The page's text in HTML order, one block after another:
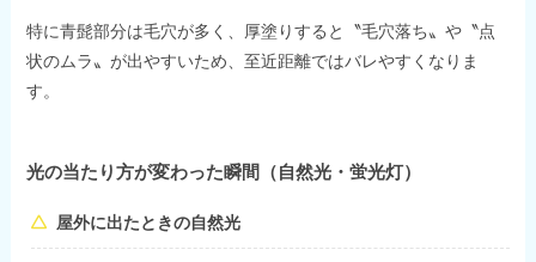
特に青髭部分は毛穴が多く、厚塗りすると〝毛穴落ち〟や〝点
状のムラ〟が出やすいため、至近距離ではバレやすくなりま
す。
光の当たり方が変わった瞬間（自然光・蛍光灯）
屋外に出たときの自然光